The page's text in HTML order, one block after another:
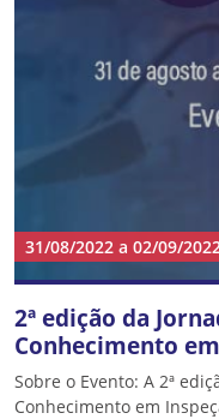
31/08/2022 a 02/09/
2ª edição da
Conhecimento
Sobre o Evento: A 2ª
Conhecimento em